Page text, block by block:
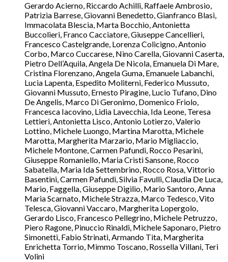
Gerardo Acierno, Riccardo Achilli, Raffaele Ambrosio,
Patrizia Barrese, Giovanni Benedetto, Gianfranco Blasi,
Immacolata Blescia, Marta Bocchio, Antonietta
Buccolieri, Franco Cacciatore, Giuseppe Cancellieri,
Francesco Castelgrande, Lorenza Colicigno, Antonio
Corbo, Marco Cuccarese, Nino Carella, Giovanni Caserta,
Pietro Dell’Aquila, Angela De Nicola, Emanuela Di Mare,
Cristina Florenzano, Angela Guma, Emanuele Labanchi,
Lucia Lapenta, Espedito Moliterni, Federico Mussuto,
Giovanni Mussuto, Ernesto Piragine, Lucio Tufano, Dino
De Angelis, Marco Di Geronimo, Domenico Friolo,
Francesca Iacovino, Lidia Lavecchia, Ida Leone, Teresa
Lettieri, Antonietta Lisco, Antonio Lotierzo, Valerio
Lottino, Michele Luongo, Martina Marotta, Michele
Marotta, Margherita Marzario, Mario Migliaccio,
Michele Montone, Carmen Pafundi, Rocco Pesarini,
Giuseppe Romaniello, Maria Cristi Sansone, Rocco
Sabatella, Maria Ida Settembrino, Rocco Rosa, Vittorio
Basentini, Carmen Pafundi, Silvia Favulli, Claudia De Luca,
Mario, Faggella, Giuseppe Digilio, Mario Santoro, Anna
Maria Scarnato, Michele Strazza, Marco Tedesco, Vito
Telesca, Giovanni Vaccaro, Margherita Lopergolo,
Gerardo Lisco, Francesco Pellegrino, Michele Petruzzo,
Piero Ragone, Pinuccio Rinaldi, Michele Saponaro, Pietro
Simonetti, Fabio Strinati, Armando Tita, Margherita
Enrichetta Torrio, Mimmo Toscano, Rossella Villani, Teri
Volini